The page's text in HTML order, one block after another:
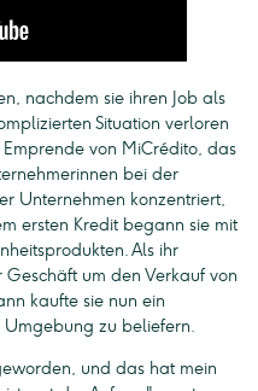
nachdem sie ihren Job als
Situation verloren
von MiCrédito, das
bei der
Unternehmen konzentriert,
ersten Kredit begann sie mit
Als ihr
Geschäft um den Verkauf von
kaufte sie nun ein
Umgebung zu beliefern.
und das hat mein